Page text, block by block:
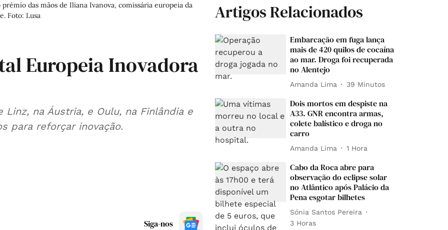
das mãos de Iliana Ivanova, comissária europeia da
Foto: Lusa
Europeia Inovadora
na Áustria, e Oulu, na Finlândia e
para reforçar inovação.
Siga-nos
Artigos Relacionados
Embarcação em fuga lança
mais de 420 quilos de cocaína
ao mar. Droga foi recuperada
no Alentejo
Amanda Lima 39 Minutos
Dois mortos em despiste na
A33. GNR encontra armas,
colete balístico e droga no
carro
Amanda Lima 1 Hora
Cabo da Roca abre para
observação do eclipse solar
no Atlântico após Palácio da
Pena esgotar bilhetes
Sónia Santos Pereira
3 Horas